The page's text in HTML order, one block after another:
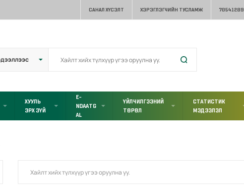
САНАЛ ХҮСЭЛТ ХЭРЭГЛЭГЧИЙН ТУСЛАМЖ 70541289
ХУУЛЬ
ЭРХ ЗҮЙ
E-
NDAATG
AL
ҮЙЛЧИЛГЭЭНИЙ
ТӨРӨЛ
СТАТИСТИК
МЭДЭЭЛЭЛ